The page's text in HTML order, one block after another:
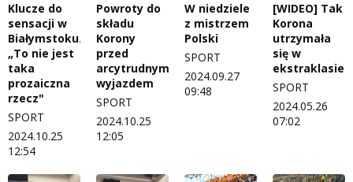
Klucze do
sensacji w
Białymstoku.
„To nie jest
taka
prozaiczna
rzecz"
SPORT
2024.10.25
12:54
Powroty do
składu
Korony
przed
arcytrudnym
wyjazdem
SPORT
2024.10.25
12:05
W niedziele
z mistrzem
Polski
SPORT
2024.09.27
09:48
[WIDEO] Tak
Korona
utrzymała
się w
ekstraklasie!
SPORT
2024.05.26
07:02